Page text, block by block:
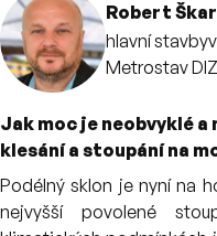
Robert
hlavní
Metrostav
Jak moc je neobvyklé
klesání a stoupání na
Podélný sklon je nyní na
nejvyšší povolené